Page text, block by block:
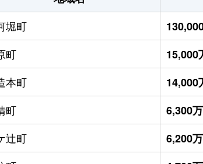
堀町
町
15,000
本町
14,000
町
6,300
辻町
6,200